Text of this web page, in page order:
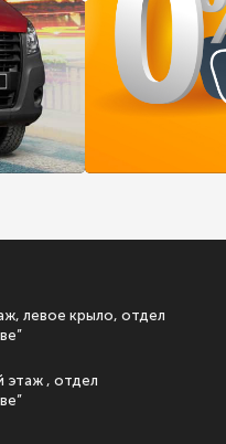
левое крыло, отдел
этаж , отдел